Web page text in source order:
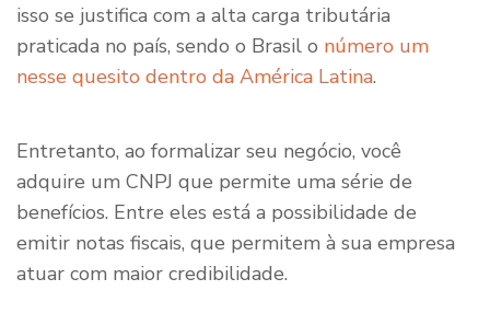
isso se justifica com a alta carga tributária
praticada no país, sendo o Brasil o número um
nesse quesito dentro da América Latina.
Entretanto, ao formalizar seu negócio, você
adquire um CNPJ que permite uma série de
benefícios. Entre eles está a possibilidade de
emitir notas fiscais, que permitem à sua empresa
atuar com maior credibilidade.